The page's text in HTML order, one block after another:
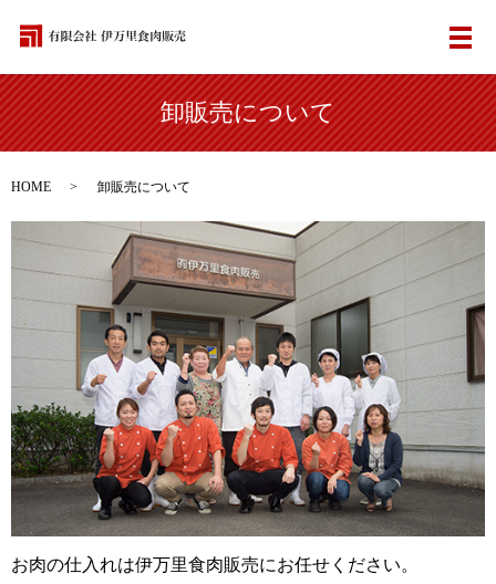
メ
卸販売について
HOME 卸販売について
お肉の仕入れは伊万里食肉販売にお任せください。